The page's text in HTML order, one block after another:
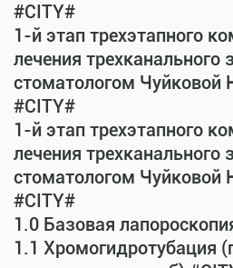
#CITY#
1-й этап трехэтапного
лечения трехканального
стоматологом Чуйковой
#CITY#
1-й этап трехэтапного
лечения трехканального
стоматологом Чуйковой
#CITY#
1.0 Базовая
1.1 Хромогидротубация